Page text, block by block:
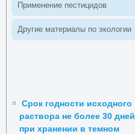
Применение пестицидοв
Другие материалы по эколοгии
Срок годности исходного
раствора не более 30 дней
при хранении в темном